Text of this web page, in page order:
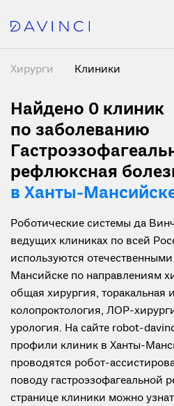
Хирурги Клиники
Найдено 0 клиник
по заболеванию
рефлюксная
в Ханты-
Роботические системы да
ведущих клиниках по всей
используются
Мансийске по направлениям
общая хирургия, торакальная
колопроктология, ЛОР-
урология. На сайте robot-
профили клиник в Ханты-
проводятся робот-
поводу гастроэзофагеальной
странице клиники можно